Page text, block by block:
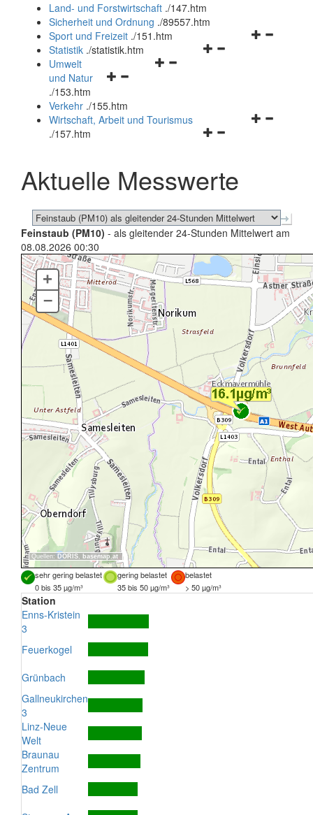
und
schließen
Land- und Forstwirtschaft ./147.htm
Sicherheit und Ordnung ./89557.htm
Navigationsmenü
Sport und Freizeit ./151.htm
Navigationsmenü
Statistik ./statistik.htm
Navigationsmenü
und
schließen
Umwelt
und Natur
./153.htm
Verkehr ./155.htm
Navigationsmenü
schließen
Wirtschaft, Arbeit und Tourismus
./157.htm
Aktuelle Messwerte
Feinstaub (PM10) - als gleitender 24-Stunden Mittelwert am
08.08.2026 00:30
Quellen: DORIS, basemap.at
+
–
sehr gering belastet gering belastet
belastet
0 bis 35 µg/m³
35 bis 50 µg/m³ > 50 µg/m³
Station
Enns-Kristein
3
Feuerkogel
Grünbach
Gallneukirchen
3
Linz-Neue
Welt
Braunau
Zentrum
Bad Zell